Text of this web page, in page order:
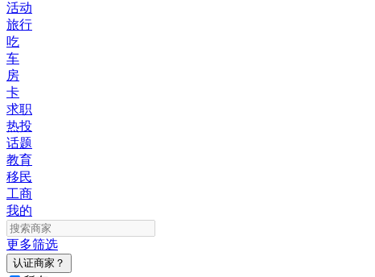
活动
旅行
吃
车
房
卡
求职
热投
话题
教育
移民
工商
我的
更多筛选
认证商家？